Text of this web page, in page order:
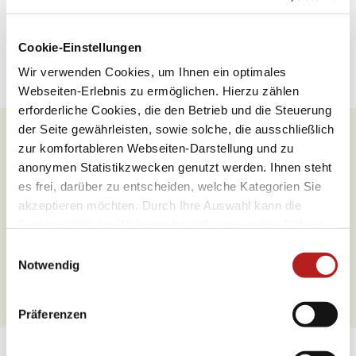
Cookie-Einstellungen
Wir verwenden Cookies, um Ihnen ein optimales
Webseiten-Erlebnis zu ermöglichen. Hierzu zählen
erforderliche Cookies, die den Betrieb und die Steuerung
der Seite gewährleisten, sowie solche, die ausschließlich
zur komfortableren Webseiten-Darstellung und zu
anonymen Statistikzwecken genutzt werden. Ihnen steht
es frei, darüber zu entscheiden, welche Kategorien Sie
akzeptieren möchten. Durch Ihre Auswahl kann die
Datenschutzbestimmungen.
Notwendig
Präferenzen
Öffnungszeiten
Raucher
Was möchten Sie als nächstes
tun?